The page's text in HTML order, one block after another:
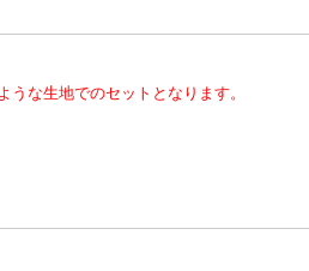
な生地でのセットとなります。